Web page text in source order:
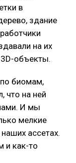
в
здание
на их
объекты.
биомам,
что на ней
И мы
мелкие
ассетах.
и как-то